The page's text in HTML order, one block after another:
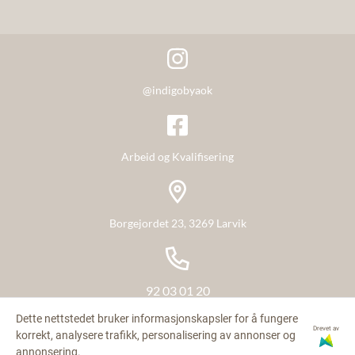
er flotte produkter, gode tjenester og en innholdsrik og sosial
møteplass for våre arbeidstakere.
@indigobyaok
Arbeid og Kvalifisering
Borgejordet 23, 3269 Larvik
92 03 01 20
Dette nettstedet bruker informasjonskapsler for å fungere
korrekt, analysere trafikk, personalisering av annonser og
annonsering.
Drevet av